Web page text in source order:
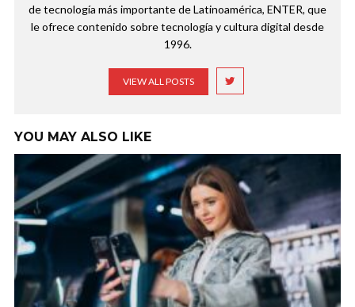
de tecnología más importante de Latinoamérica, ENTER, que
le ofrece contenido sobre tecnología y cultura digital desde
1996.
VIEW ALL POSTS
YOU MAY ALSO LIKE